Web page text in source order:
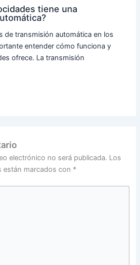
tiene una
de transmisión automática en los
entender cómo funciona y
ofrece. La transmisión
electrónico no será publicada. Los
están marcados con *